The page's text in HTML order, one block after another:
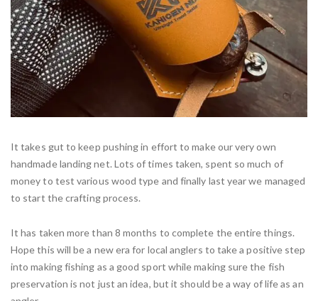
It takes gut to keep pushing in effort to make our very own
handmade landing net. Lots of times taken, spent so much of
money to test various wood type and finally last year we managed
to start the crafting process.
It has taken more than 8 months to complete the entire things.
Hope this will be a new era for local anglers to take a positive step
into making fishing as a good sport while making sure the fish
preservation is not just an idea, but it should be a way of life as an